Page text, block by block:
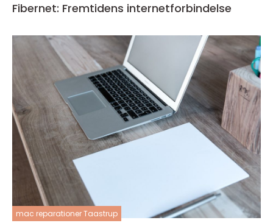
Fibernet: Fremtidens internetforbindelse
mac reparationer Taastrup